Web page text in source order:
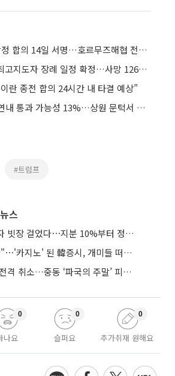
트럼프 “美·이란 잠정 합의 14일 서명…호르무즈해협 전면 개방”
하메네이 전 이란 최고지도자 장례 일정 확정…사망 126일 만에 공식 절차
란 종전 합의 24시간 내 타결 예상”
美 클래리티 법안 연내 통과 가능성 13%…상원 문턱서 제동
#트럼프
스
프랑스, 외국인 투자 빗장 걸었다⋯지분 10%부터 정부가 승인
"다신 국장 안 한다"⋯'카지노' 된 韓증시, 개미들 떠난다
트럼프, 이란 공격 전격 취소…중동 ‘파국의 주말’ 피했다
나요
0
슬퍼요
0
추가취재 원해요
0